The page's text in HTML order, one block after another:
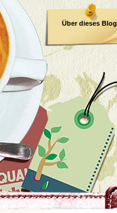
Über dieses Blog